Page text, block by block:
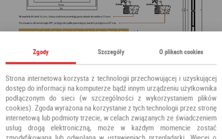
Zgody Szczegóły O plikach cookies
Strona internetowa korzysta z technologii przechowującej i uzyskującej
dostęp do informacji na komputerze bądź innym urządzeniu użytkownika
podłączonym do sieci (w szczególności z wykorzystaniem plików
cookies). Zgoda wyrażona na korzystanie z tych technologii przez stronę
internetową lub podmioty trzecie, w celach związanych ze świadczeniem
usług drogą elektroniczną, może w każdym momencie zostać